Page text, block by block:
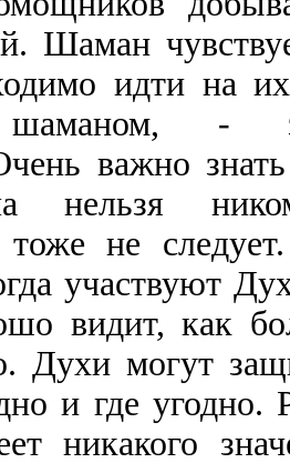
Шаман
идти на
-
важно
нельзя
тоже не
участвуют
видит, как
Духи могут
и где угодно.
никакого